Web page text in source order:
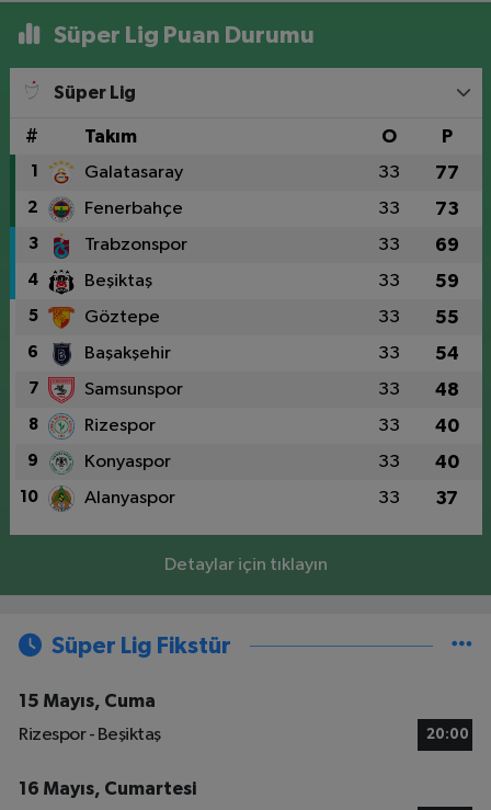
Süper Lig Puan Durumu
Süper Lig
# Takım O P
1 Galatasaray 33 77
2 Fenerbahçe 33 73
3 Trabzonspor 33 69
4 Beşiktaş 33 59
5 Göztepe 33 55
6 Başakşehir 33 54
7 Samsunspor 33 48
8 Rizespor 33 40
9 Konyaspor 33 40
10 Alanyaspor 33 37
Detaylar için tıklayın
Süper Lig Fikstür
15 Mayıs, Cuma
Rizespor - Beşiktaş
20:00
16 Mayıs, Cumartesi